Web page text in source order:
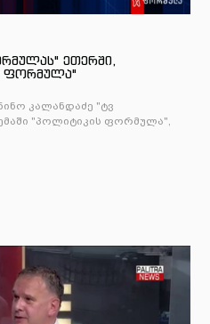
ეთერში,
ფორმულა"
კალანდაძე "ტვ
"პოლიტიკის ფორმულა",